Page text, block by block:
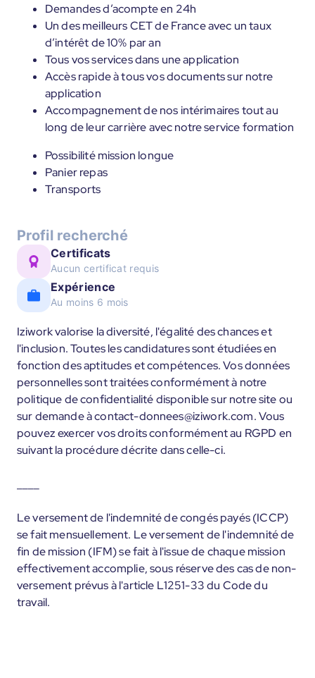
Demandes d’acompte en 24h
Un des meilleurs CET de France avec un taux
d’intérêt de 10% par an
Tous vos services dans une application
Accès rapide à tous vos documents sur notre
application
Accompagnement de nos intérimaires tout au
long de leur carrière avec notre service formation
Possibilité mission longue
Panier repas
Transports
Profil recherché
Certificats
Aucun certificat requis
Expérience
Au moins 6 mois
Iziwork valorise la diversité, l'égalité des chances et
l'inclusion. Toutes les candidatures sont étudiées en
fonction des aptitudes et compétences. Vos données
personnelles sont traitées conformément à notre
politique de confidentialité disponible sur notre site ou
sur demande à contact-donnees@iziwork.com. Vous
pouvez exercer vos droits conformément au RGPD en
suivant la procédure décrite dans celle-ci.
Le versement de l'indemnité de congés payés (ICCP)
se fait mensuellement. Le versement de l'indemnité de
fin de mission (IFM) se fait à l'issue de chaque mission
effectivement accomplie, sous réserve des cas de non-
versement prévus à l'article L1251-33 du Code du
travail.